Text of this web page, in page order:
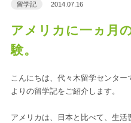
留学記 2014.07.16
アメリカに一ヵ月
験。
こんにちは、代々木留学センタ
よりの留学記をご紹介します。
アメリカは、日本と比べて、生